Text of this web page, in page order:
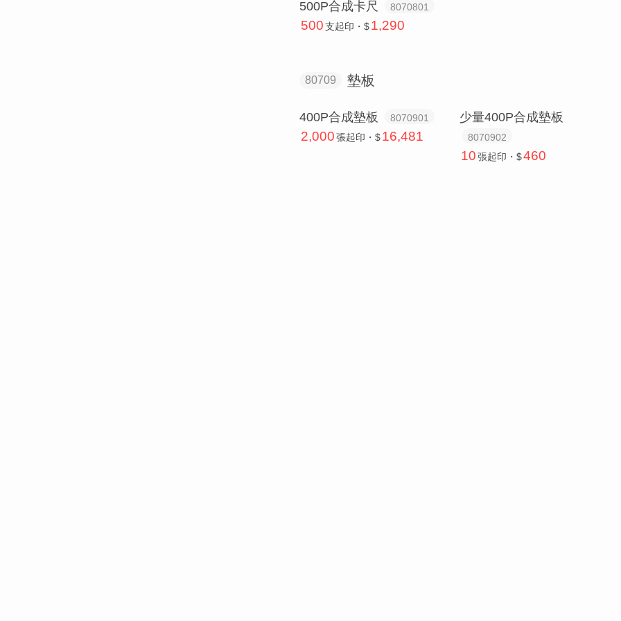
500P合成卡尺 8070801
500支起印・$1,290
80709 墊板
400P合成墊板 8070901
2,000張起印・$16,481
少量400P合成墊板
8070902
10張起印・$460